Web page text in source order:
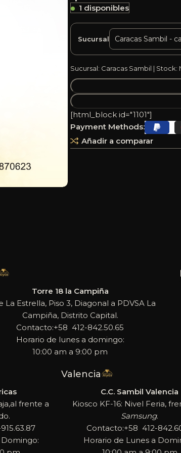
1 disponibles
Sucursal
Sucursal: Caracas Sambil | Stock:
Añadir a comparar
[html_block id="1101"]
Payment Methods:
Torre 18 la Campiña
La Estrella, Piso 3, Diagonal a PDVSA La
Campiña, Distrito Capital.
Contacto:+58 412-842.50.65
Horario de lunes a domingo:
10:00 am a 9:00 pm
frente a
Valencia
C.C. Sambil Valencia
Kiosco KF-16: Nivel Feria,
Samsung.
Contacto:+58 412-
Horario de Lunes a